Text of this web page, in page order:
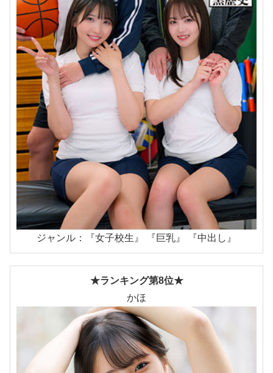
ジャンル：『女子校生』 『巨乳』 『中出し』
★ランキング第8位★
かほ